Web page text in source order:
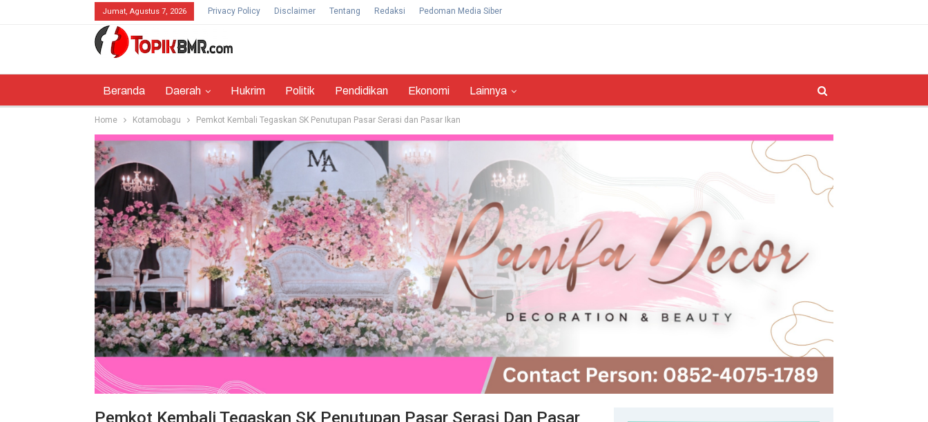
Jumat, Agustus 7, 2026 Privacy Policy Disclaimer Tentang Redaksi Pedoman Media Siber
Beranda Daerah Hukrim Politik Pendidikan Ekonomi Lainnya
Home Kotamobagu Pemkot Kembali Tegaskan SK Penutupan Pasar Serasi dan Pasar Ikan
Pemkot Kembali Tegaskan SK Penutupan Pasar Serasi Dan Pasar